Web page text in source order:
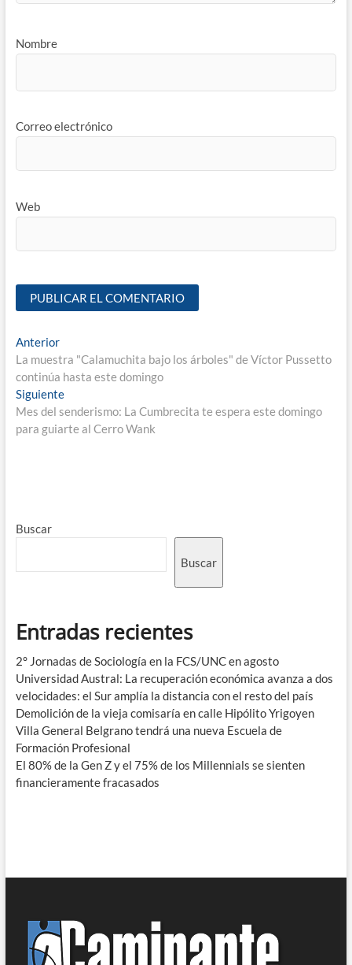
Nombre
Correo electrónico
Web
Anterior
La muestra "Calamuchita bajo los árboles" de Víctor Pussetto
continúa hasta este domingo
Siguiente
Mes del senderismo: La Cumbrecita te espera este domingo
para guiarte al Cerro Wank
Buscar
Buscar
Entradas recientes
2° Jornadas de Sociología en la FCS/UNC en agosto
Universidad Austral: La recuperación económica avanza a dos
velocidades: el Sur amplía la distancia con el resto del país
Demolición de la vieja comisaría en calle Hipólito Yrigoyen
Villa General Belgrano tendrá una nueva Escuela de
Formación Profesional
El 80% de la Gen Z y el 75% de los Millennials se sienten
financieramente fracasados